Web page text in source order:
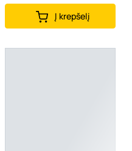
Į krepšelį